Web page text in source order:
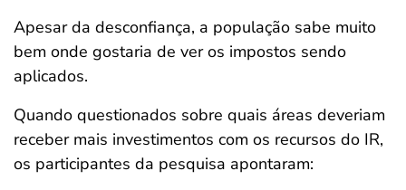
Apesar da desconfiança, a população sabe muito
bem onde gostaria de ver os impostos sendo
aplicados.
Quando questionados sobre quais áreas deveriam
receber mais investimentos com os recursos do IR,
os participantes da pesquisa apontaram: